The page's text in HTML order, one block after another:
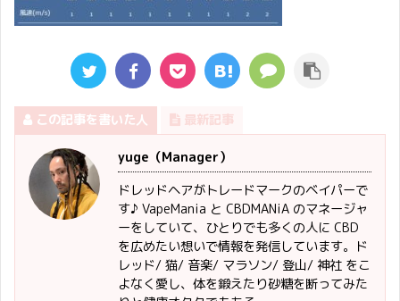
この記事を書いた人 最新記事
yuge（Manager）
ドレッドヘアがトレードマークのベイパーで
す♪ VapeMania と CBDMANiA のマネージャ
ーをしていて、ひとりでも多くの人に CBD
を広めたい想いで情報を発信しています。ド
レッド/ 猫/ 音楽/ マラソン/ 登山/ 神社 をこ
よなく愛し、体を鍛えたり砂糖を断ってみた